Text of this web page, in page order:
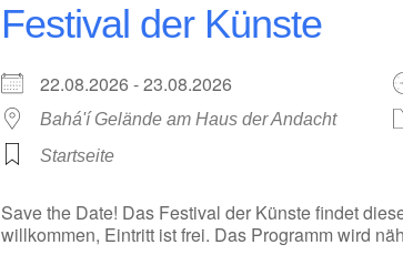
Festival der Künste
22.08.2026 - 23.08.2026
Bahá'í Gelände am Haus der Andacht
Startseite
Save the Date! Das Festival der Künste findet
willkommen, Eintritt ist frei. Das Programm wird